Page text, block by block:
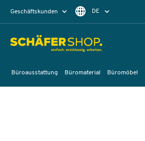
Geschäftskunden DE
Büroausstattung Büromaterial Büromöbel